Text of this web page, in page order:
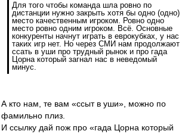
Для того чтобы команда шла ровно по
дистанции нужно закрыть хотя бы одно (одно)
место качественным игроком. Ровно одно
место ровно одним игроком. Всё. Основные
конкуренты начнут играть в еврокубках, у нас
таких игр нет. Но через СМИ нам продолжают
ссать в уши про трудный рынок и про гада
Цорна который загнал нас в неведомый
минус.
А кто нам, те вам «ссыт в уши», можно по
фамильно плиз.
И ссылку дай пож про «гада Цорна который